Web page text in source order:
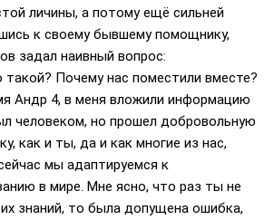
личины, а потому ещё сильней
к своему бывшему помощнику,
задал наивный вопрос:
Почему нас поместили вместе?
Андр 4, в меня вложили информацию
человеком, но прошел добровольную
как и ты, да и как многие из нас,
мы адаптируемся к
в мире. Мне ясно, что раз ты не
знаний, то была допущена ошибка,